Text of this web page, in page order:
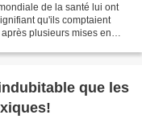
de la santé lui ont
qu'ils comptaient
plusieurs mises en
que les